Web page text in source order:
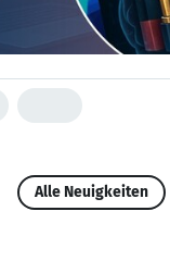
Alle Neuigkeiten